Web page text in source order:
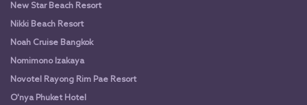
New Star Beach Resort
Nikki Beach Resort
Noah Cruise Bangkok
Nomimono Izakaya
Novotel Rayong Rim Pae Resort
O'nya Phuket Hotel